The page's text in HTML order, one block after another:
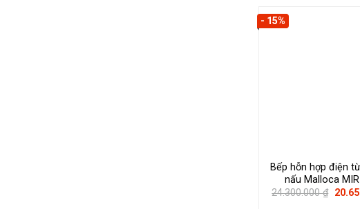
- 15%
Bếp hỗn hợp điện
nấu Malloca
24.300.000₫ Giá